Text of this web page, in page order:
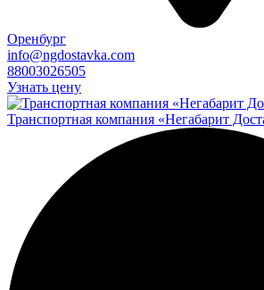
Оренбург
info@ngdostavka.com
88003026505
Узнать цену
Транспортная компания «Негабарит